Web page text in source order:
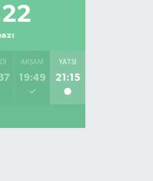
AKŞAM
19:49
YATSI
21:15